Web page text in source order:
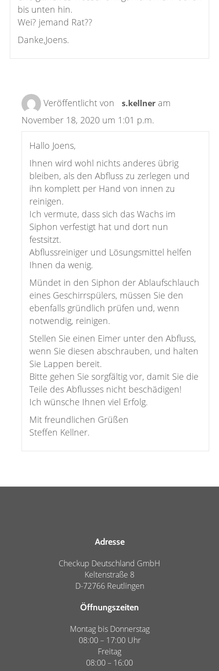
bis unten hin.
Wei? jemand Rat??
Danke,Joens.
Veröffentlicht von s.kellner am
November 18, 2020 um 1:01 p.m.
Hallo Joens,
Ihnen wird wohl nichts anderes übrig
bleiben, als den Abfluss zu zerlegen und
ihn komplett per Hand von innen zu
reinigen.
Ich vermute, dass sich das Wachs im
Siphon verfestigt hat und dort nun
festsitzt.
Abflussreiniger und Lösungsmittel helfen
Ihnen da wenig.
Mündet in den Siphon der Ablaufschlauch
eines Geschirrspülers, müssen Sie den
ebenfalls gründlich prüfen und, wenn
notwendig, reinigen.
Stellen Sie einen Eimer unter den Abfluss,
wenn Sie diesen abschrauben, und halten
Sie Lappen bereit.
Bitte gehen Sie sorgfältig vor, damit Sie die
Teile des Abflusses nicht beschädigen!
Ich wünsche Ihnen viel Erfolg.
Mit freundlichen Grüßen
Steffen Kellner.
Adresse
Checkup Deutschland GmbH
Keltenstraße 8
D-72766 Reutlingen
Öffnungszeiten
Montag bis Donnerstag
08:00 – 17:00 Uhr
Freitag
08:00 – 16:00